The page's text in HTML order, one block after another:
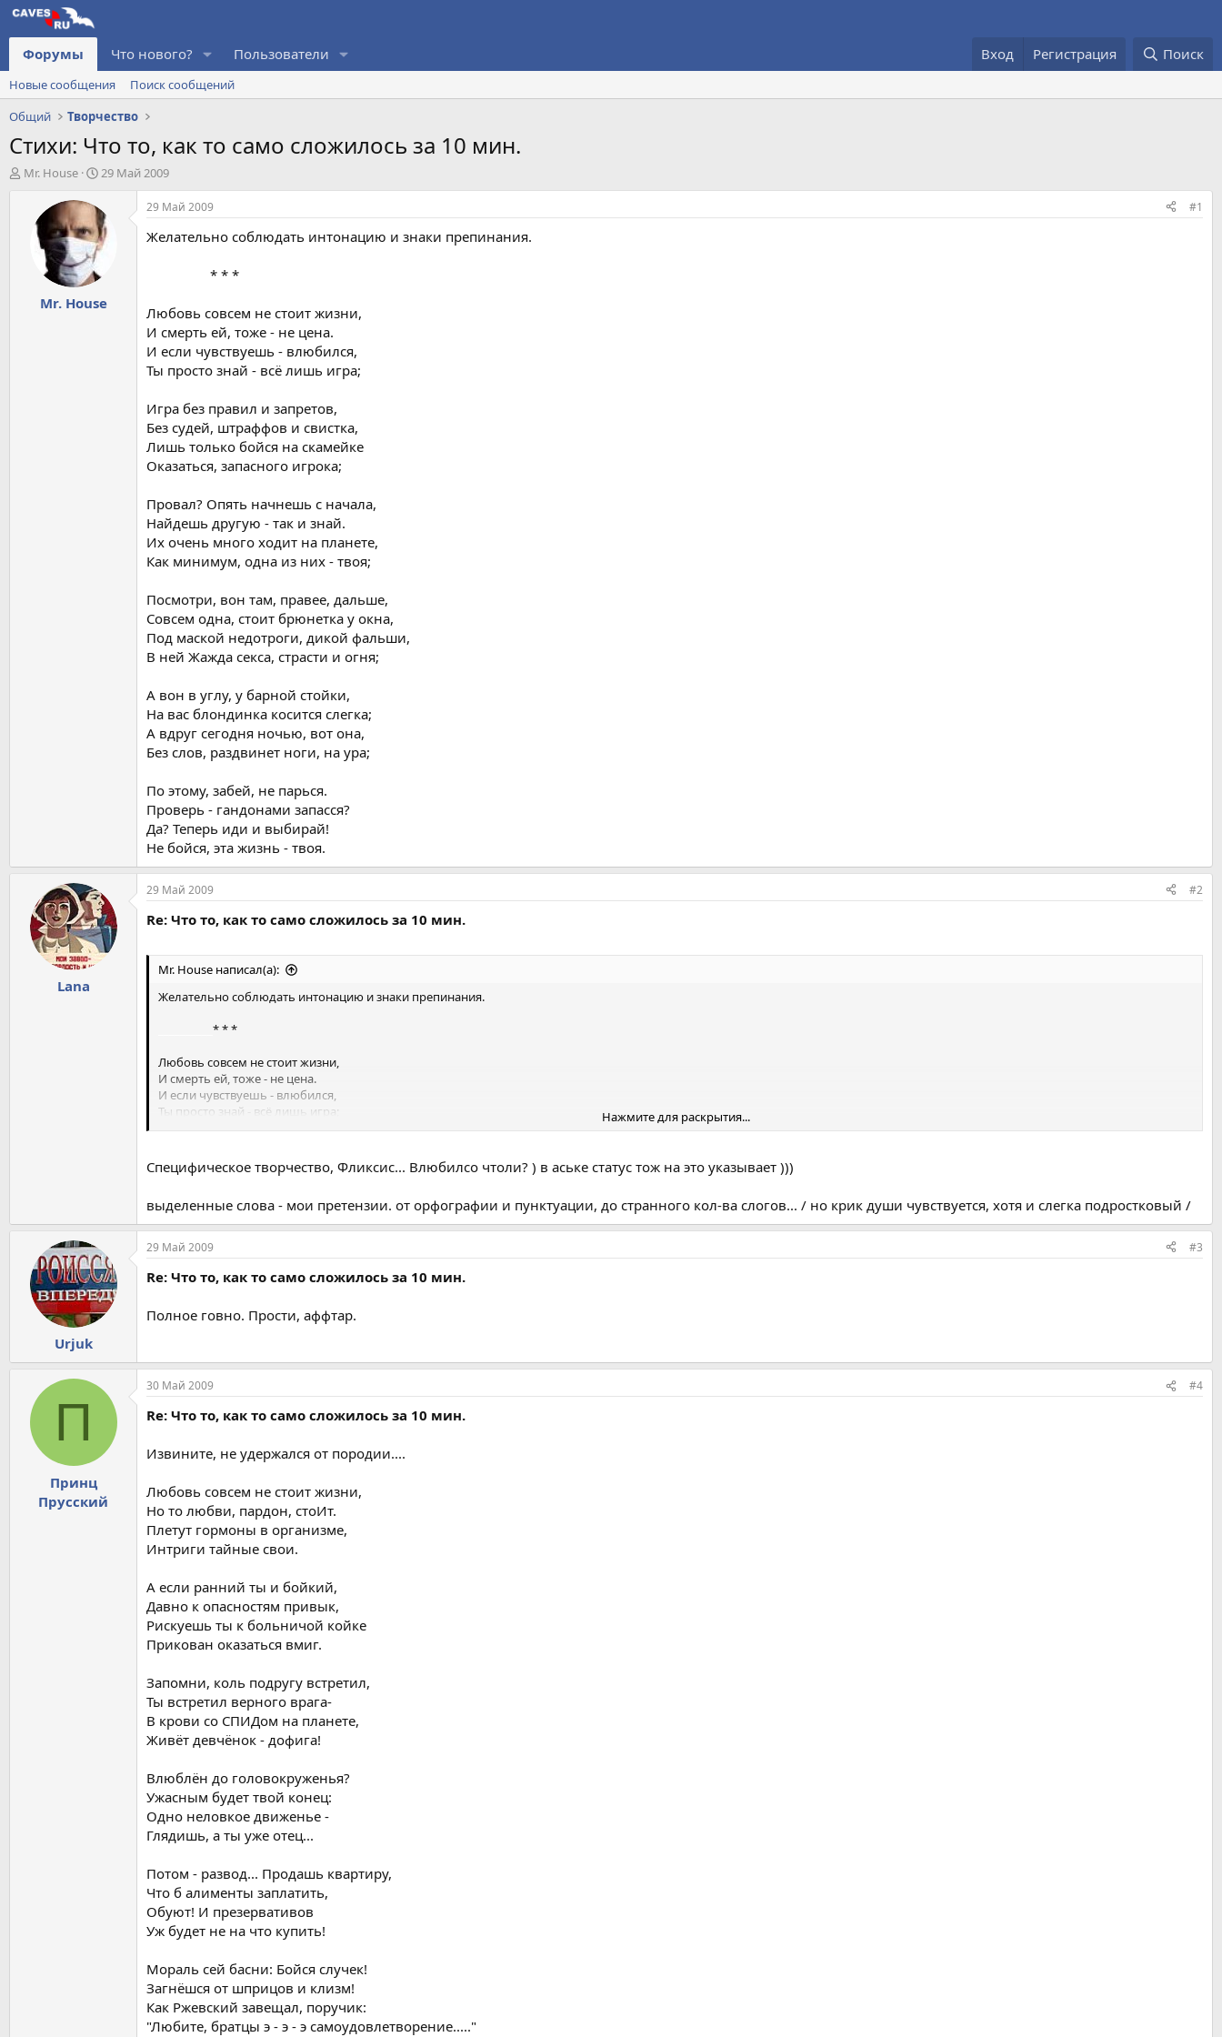
Форумы Что нового? Пользователи Вход Регистрация Поиск
Новые сообщения
Поиск сообщений
Общий
Творчество
Стихи: Что то, как то само сложилось за 10 мин.
А
Mr. House
Д
а
н
а
л
29 Май 2009
Mr. House
29 Май 2009 #1
Желательно соблюдать интонацию и знаки препинания.
* * *
Любовь совсем не стоит жизни,
И смерть ей, тоже - не цена.
И если чувствуешь - влюбился,
Ты просто знай - всё лишь игра;
Игра без правил и запретов,
Без судей, штраффов и свистка,
Лишь только бойся на скамейке
Оказаться, запасного игрока;
Провал? Опять начнешь с начала,
Найдешь другую - так и знай.
Их очень много ходит на планете,
Как минимум, одна из них - твоя;
Посмотри, вон там, правее, дальше,
Совсем одна, стоит брюнетка у окна,
Под маской недотроги, дикой фальши,
В ней Жажда секса, страсти и огня;
А вон в углу, у барной стойки,
На вас блондинка косится слегка;
А вдруг сегодня ночью, вот она,
Без слов, раздвинет ноги, на ура;
По этому, забей, не парься.
Проверь - гандонами запасся?
Да? Теперь иди и выбирай!
Не бойся, эта жизнь - твоя.
Lana
29 Май 2009 #2
Re: Что то, как то само сложилось за 10 мин.
Mr. House написал(а):
Желательно соблюдать интонацию и знаки препинания.
* * *
Любовь совсем не стоит жизни,
И смерть ей, тоже - не цена.
И если чувствуешь - влюбился,
Ты просто знай - всё лишь игра;
Без судей,
и свистка,
Лишь только бойся на скамейке
Провал? Опять начнешь с начала,
Найдешь другую - так и знай.
Их очень много ходит на планете,
Как минимум, одна из них - твоя;
Посмотри, вон там, правее, дальше,
Совсем одна, стоит брюнетка у окна,
А вон в углу, у барной стойки,
А вдруг сегодня ночью, вот она,
Проверь - гандонами запасся?
Да? Теперь иди и выбирай!
Не бойся, эта жизнь - твоя.
Нажмите для раскрытия...
Специфическое творчество, Фликсис... Влюбилсо чтоли? ) в аське статус тож на это указывает )))
выделенные слова - мои претензии. от орфографии и пунктуации, до странного кол-ва слогов... / но крик души чувствуется, хотя и слегка подростковый /
Urjuk
29 Май 2009 #3
Re: Что то, как то само сложилось за 10 мин.
Полное говно. Прости, аффтар.
П
Принц
Прусский
30 Май 2009 #4
Re: Что то, как то само сложилось за 10 мин.
Извините, не удержался от породии....
Любовь совсем не стоит жизни,
Но то любви, пардон, стоИт.
Плетут гормоны в организме,
Интриги тайные свои.
А если ранний ты и бойкий,
Давно к опасностям привык,
Рискуешь ты к больничой койке
Прикован оказаться вмиг.
Запомни, коль подругу встретил,
Ты встретил верного врага-
В крови со СПИДом на планете,
Живёт девчёнок - дофига!
Влюблён до головокруженья?
Ужасным будет твой конец:
Одно неловкое движенье -
Глядишь, а ты уже отец...
Потом - развод... Продашь квартиру,
Что б алименты заплатить,
Обуют! И презервативов
Уж будет не на что купить!
Мораль сей басни: Бойся случек!
Загнёшся от шприцов и клизм!
Как Ржевский завещал, поручик:
"Любите, братцы э - э - э самоудовлетворение....."